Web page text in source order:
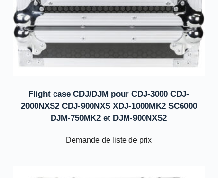
Flight case CDJ/DJM pour CDJ-3000 CDJ-
2000NXS2 CDJ-900NXS XDJ-1000MK2 SC6000
DJM-750MK2 et DJM-900NXS2
Demande de liste de prix